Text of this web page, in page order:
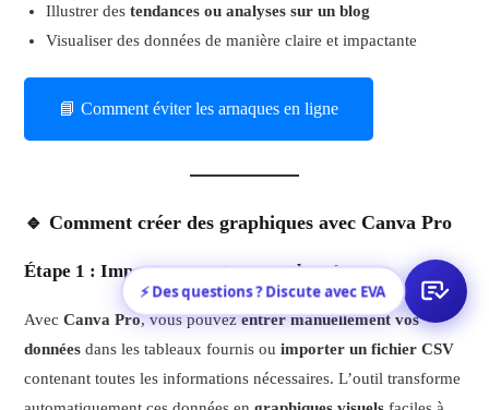
Illustrer destendances ou analyses sur un blog
Visualiser des données de manière claire et impactante
📘 Comment éviter les arnaques en ligne
🔹 Comment créer des graphiques avec Canva Pro
Étape 1 : Importer ou entrer vos données
AvecCanva Pro, vous pouvezentrer manuellement vos
données dans les tableaux fournis ouimporter un fichier CSV
contenant toutes les informations nécessaires. L’outil transforme
⚡ Des questions ? Discute avec EVA